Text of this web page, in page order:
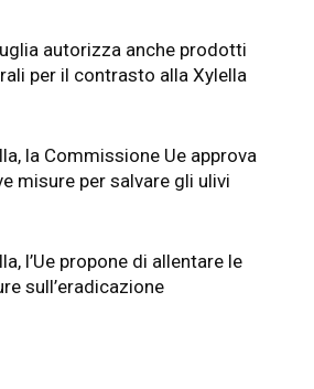
autorizza anche prodotti
per il contrasto alla Xylella
la Commissione Ue approva
misure per salvare gli ulivi
l’Ue propone di allentare le
sull’eradicazione